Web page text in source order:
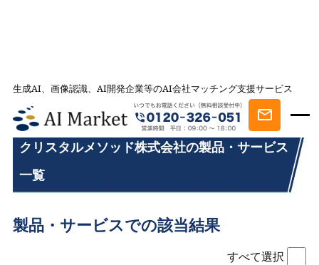
生成AI、画像認識、AI開発企業等のAI会社マッチング支援サービス
AI会社とのマッチングは AI Market
クリスタルメソッド株式会社の製品・サービス一覧
クリスタルメソッド株式会社の製品・サービス
一覧
製品・サービスでの該当結果
すべて選択